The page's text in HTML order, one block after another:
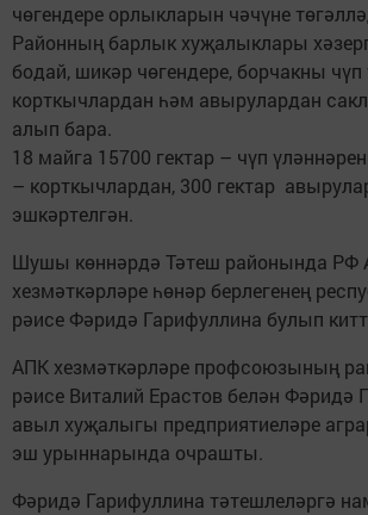
чөгендере орлыкларын чәчүне
Районның барлык хуҗа­лыклары
бодай, шикәр чөгендере, борчакны чүп
корткычлардан һәм авырулардан
алып бара.
18 майга 15700 гектар – чүп
– корткычлардан, 300 гектар
эшкәртелгән.
Шушы көннәрдә Тәтеш райо­нында РФ
хезмәткәрләре һөнәр берлегенең
рәисе Фәридә Гарифуллина булып
АПК хезмәткәрләре проф­союзының
рәисе Виталий Ерас­тов белән
авыл хуҗалыгы предприятиеләре
эш урыннарында ­очрашты.
Фәридә ­Гарифуллина тәтеш­леләргә